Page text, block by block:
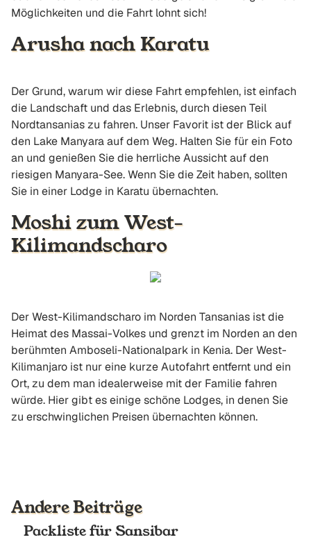
Möglichkeiten und die Fahrt lohnt sich!
Arusha nach Karatu
Der Grund, warum wir diese Fahrt empfehlen, ist einfach
die Landschaft und das Erlebnis, durch diesen Teil
Nordtansanias zu fahren. Unser Favorit ist der Blick auf
den Lake Manyara auf dem Weg. Halten Sie für ein Foto
an und genießen Sie die herrliche Aussicht auf den
riesigen Manyara-See. Wenn Sie die Zeit haben, sollten
Sie in einer Lodge in Karatu übernachten.
Moshi zum West-
Kilimandscharo
Der West-Kilimandscharo im Norden Tansanias ist die
Heimat des Massai-Volkes und grenzt im Norden an den
berühmten Amboseli-Nationalpark in Kenia. Der West-
Kilimanjaro ist nur eine kurze Autofahrt entfernt und ein
Ort, zu dem man idealerweise mit der Familie fahren
würde. Hier gibt es einige schöne Lodges, in denen Sie
zu erschwinglichen Preisen übernachten können.
Andere Beiträge
Packliste für Sansibar